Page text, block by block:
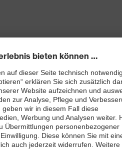
und integriertem